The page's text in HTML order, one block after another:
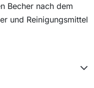
Becher nach dem
und Reinigungsmittel